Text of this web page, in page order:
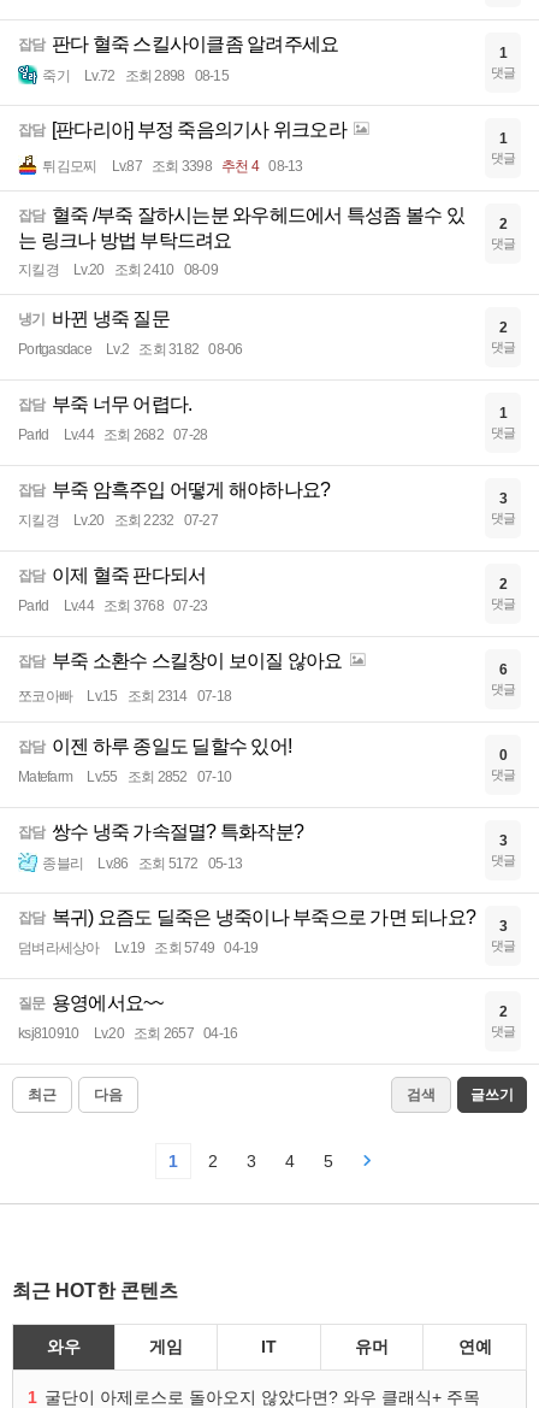
잡담 판다 혈죽 스킬사이클좀 알려주세요
죽기 Lv.72 조회 2898 08-15
1
댓글
잡담 [판다리아] 부정 죽음의기사 위크오라
튀김모찌 Lv.87 조회 3398 추천 4 08-13
1
댓글
잡담 혈죽 /부죽 잘하시는분 와우헤드에서 특성좀 볼수 있
는 링크나 방법 부탁드려요
지킬경 Lv.20 조회 2410 08-09
2
댓글
냉기 바뀐 냉죽 질문
Portgasdace Lv.2 조회 3182 08-06
2
댓글
잡담 부죽 너무 어렵다.
Parld Lv.44 조회 2682 07-28
1
댓글
잡담 부죽 암흑주입 어떻게 해야하나요?
지킬경 Lv.20 조회 2232 07-27
3
댓글
잡담 이제 혈죽 판다되서
Parld Lv.44 조회 3768 07-23
2
댓글
잡담 부죽 소환수 스킬창이 보이질 않아요
쪼코아빠 Lv.15 조회 2314 07-18
6
댓글
잡담 이젠 하루 종일도 딜할수 있어!
Matefarm Lv.55 조회 2852 07-10
0
댓글
잡담 쌍수 냉죽 가속절멸? 특화작분?
종블리 Lv.86 조회 5172 05-13
3
댓글
잡담 복귀) 요즘도 딜죽은 냉죽이나 부죽으로 가면 되나요?
덤벼라세상아 Lv.19 조회 5749 04-19
3
댓글
질문 용영에서요~~
ksj810910 Lv.20 조회 2657 04-16
2
댓글
최근 다음 검색 글쓰기
1 2 3 4 5
최근 HOT한 콘텐츠
와우 게임 IT 유머 연예
1 굴단이 아제로스로 돌아오지 않았다면? 와우 클래식+ 주목